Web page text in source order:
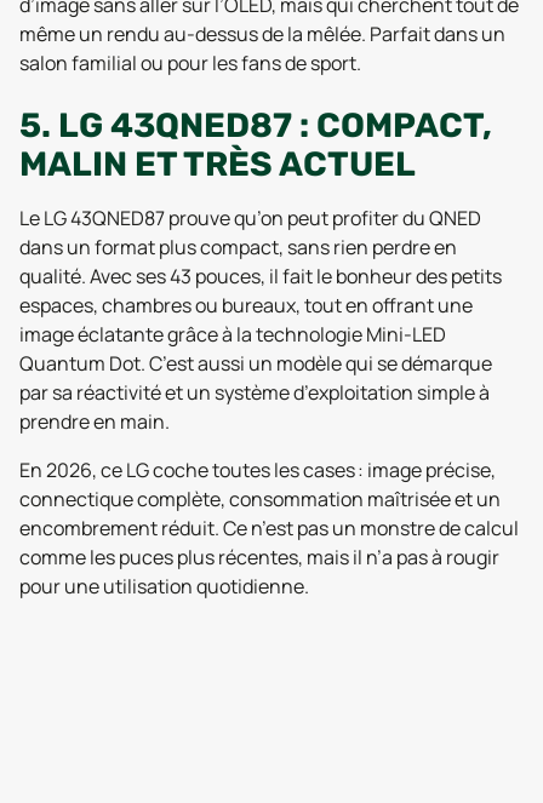
même un rendu au-dessus de la mêlée. Parfait dans un
salon familial ou pour les fans de sport.
5. LG 43QNED87 : COMPACT,
MALIN ET TRÈS ACTUEL
Le LG 43QNED87 prouve qu’on peut profiter du QNED
dans un format plus compact, sans rien perdre en
qualité. Avec ses 43 pouces, il fait le bonheur des petits
espaces, chambres ou bureaux, tout en offrant une
image éclatante grâce à la technologie Mini-LED
Quantum Dot. C’est aussi un modèle qui se démarque
par sa réactivité et un système d’exploitation simple à
prendre en main.
En 2026, ce LG coche toutes les cases : image précise,
connectique complète, consommation maîtrisée et un
encombrement réduit. Ce n’est pas un monstre de calcul
comme les puces plus récentes, mais il n’a pas à rougir
pour une utilisation quotidienne.